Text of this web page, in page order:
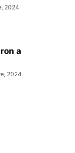
2024
a
2024